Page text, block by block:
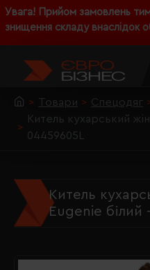
Увага! Прийом замовлень
знищення складу внаслідок
Товари Спецодяг
Китель кухарський
04459605L
Китель
Eugenie білий